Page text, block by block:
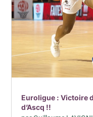
Euroligue : Victoire
d’Ascq !!